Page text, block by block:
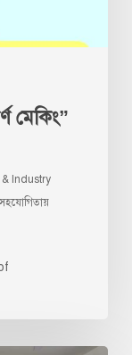
মেকিং”
Industry